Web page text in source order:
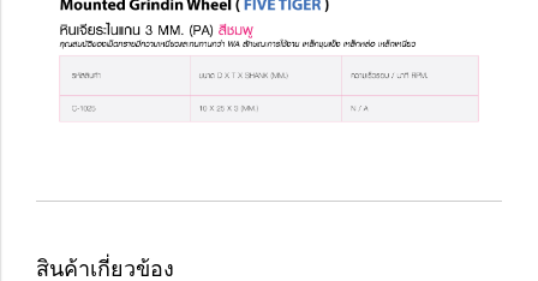
สินค้าเกี่ยวข้อง